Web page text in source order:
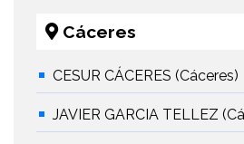
Cáceres
CESUR CÁCERES (Cáceres)
JAVIER GARCIA TELLEZ